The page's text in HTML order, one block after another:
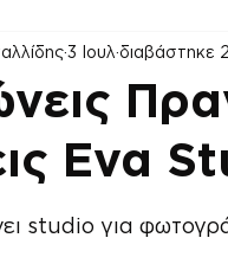
Ενα
3 Ιουλ διαβάστηκε
από 5 αστέρια.
studio για